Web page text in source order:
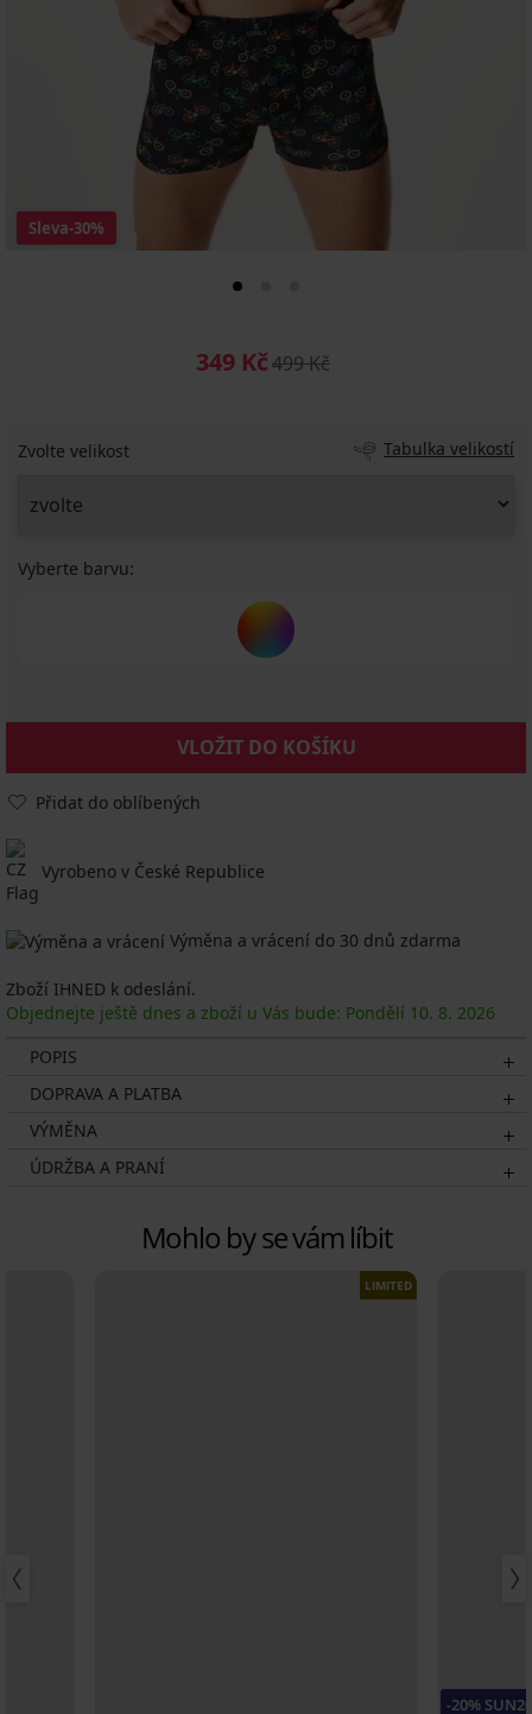
Sleva-30%
349 Kč499 Kč
Zvolte velikost Tabulka velikostí
Vyberte barvu:
VLOŽIT DO KOŠÍKU
Přidat do oblíbených
Vyrobeno v České Republice
Výměna a vrácení do 30 dnů zdarma
Zboží IHNED k odeslání.
Objednejte ještě dnes a zboží u Vás bude: Pondělí 10. 8. 2026
POPIS
DOPRAVA A PLATBA
VÝMĚNA
ÚDRŽBA A PRANÍ
Mohlo by se vám líbit
LIMITED
-20%